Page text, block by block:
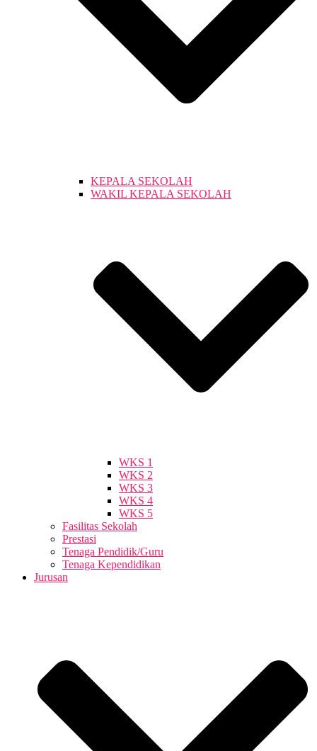
KEPALA SEKOLAH
WAKIL KEPALA SEKOLAH
WKS 1
WKS 2
WKS 3
WKS 4
WKS 5
Fasilitas Sekolah
Prestasi
Tenaga Pendidik/Guru
Tenaga Kependidikan
Jurusan